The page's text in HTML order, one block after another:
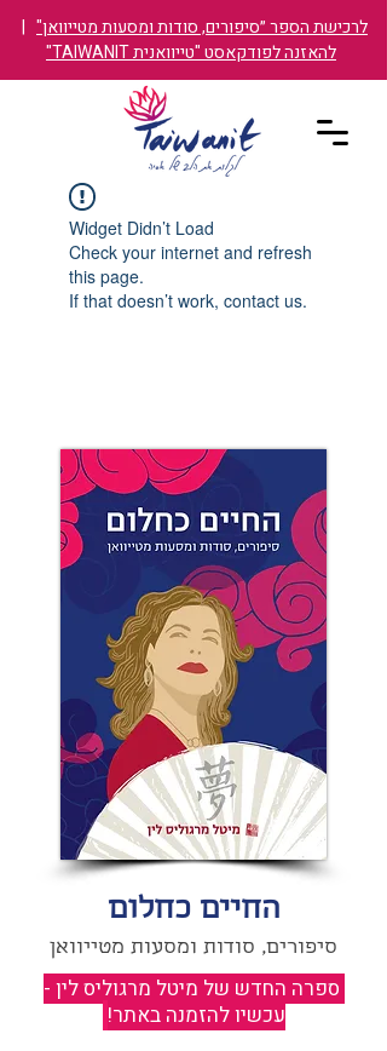
לרכישת הספר ״סיפורים, סודות ומסעות מטייוואן" |
להאזנה לפודקאסט "טייוואנית TAIWANIT"
Widget Didn’t Load
Check your internet and refresh
this page.
If that doesn’t work, contact us.
החיים כחלום
סיפורים, סודות ומסעות מטייוואן
ספרה החדש של מיטל מרגוליס לין -
עכשיו להזמנה באתר!